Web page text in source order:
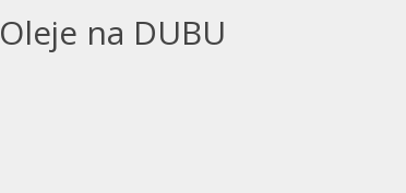
Oleje na DUBU